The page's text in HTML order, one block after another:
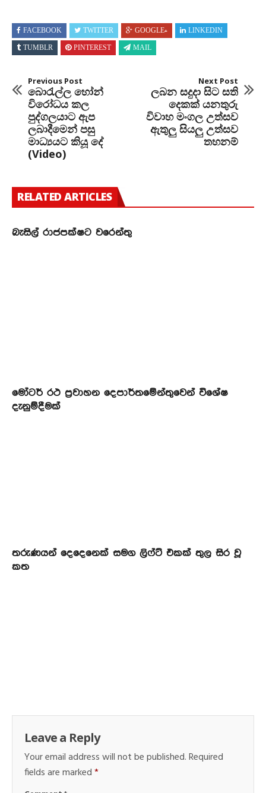
FACEBOOK TWITTER GOOGLE+ LINKEDIN
TUMBLR PINTEREST MAIL
Previous Post
බොරැල්ල හෝන්
විරෝධය කල
පුද්ගලයාට ඇප
ලබාදීමෙන් පසු
මාධ්‍යයට කියූ දේ
(Video)
Next Post
ලබන සදුදා සිට සති
දෙකක් යනතුරු
විවාහ මංගල උත්සව
ඇතුලු සියලු උත්සව
තහනම්
RELATED ARTICLES
බැසිල් රාජපක්ෂට වරෙන්තු
මෝටර් රථ ප්‍රවාහන දෙපාර්තමේන්තුවෙන් විශේෂ
දැනුම්දීමක්
තරුණයන් දෙදෙනෙක් සමග ලිෆ්ට් එකක් තුල සිර වූ
කත
Leave a Reply
Your email address will not be published.Required
fields are marked*